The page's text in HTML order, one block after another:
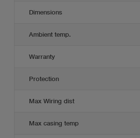
Dimensions
Ambient temp.
Warranty
Protection
Max Wiring dist
Max casing temp